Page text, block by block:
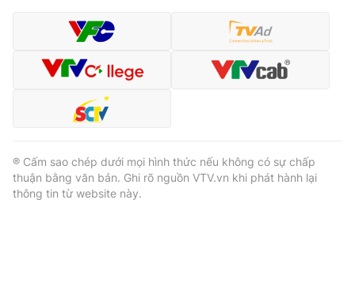
® Cấm sao chép dưới mọi hình thức nếu không có sự chấp
thuận bằng văn bản. Ghi rõ nguồn VTV.vn khi phát hành lại
thông tin từ website này.